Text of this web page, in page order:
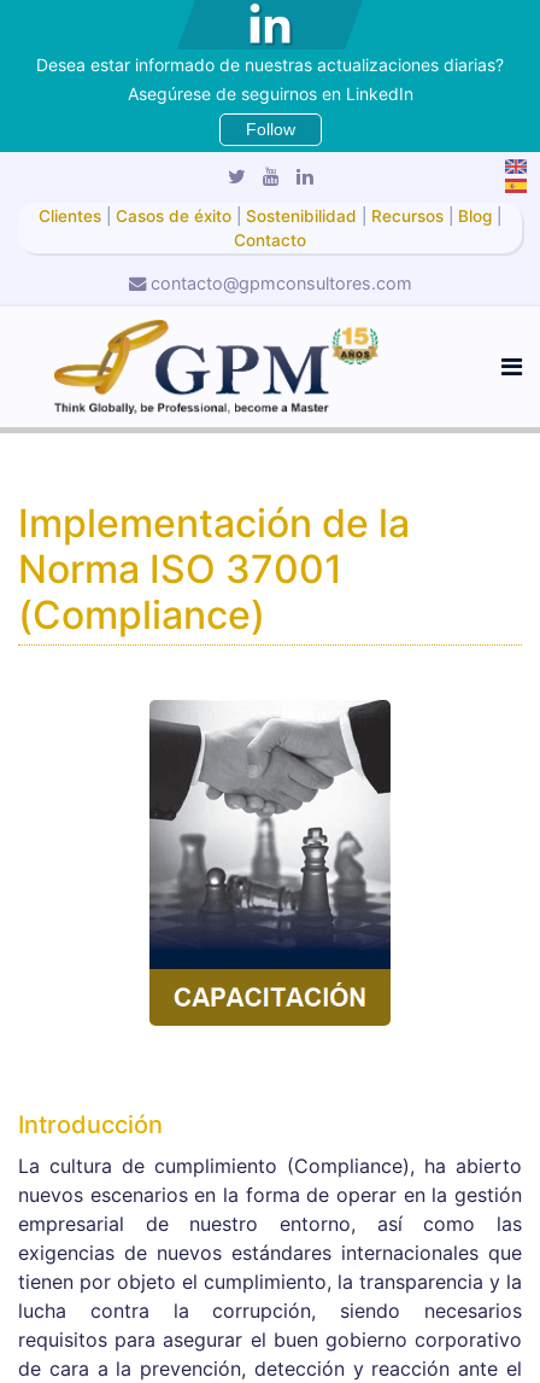
Desea estar informado de nuestras actualizaciones diarias?
Asegúrese de seguirnos en LinkedIn
Follow
Clientes Casos de éxito Sostenibilidad Recursos Blog
Contacto
contacto@gpmconsultores.com
Implementación de la
Norma ISO 37001
(Compliance)
Introducción
La cultura de cumplimiento (Compliance), ha abierto
nuevos escenarios en la forma de operar en la gestión
empresarial de nuestro entorno, así como las
exigencias de nuevos estándares internacionales que
tienen por objeto el cumplimiento, la transparencia y la
lucha contra la corrupción, siendo necesarios
requisitos para asegurar el buen gobierno corporativo
de cara a la prevención, detección y reacción ante el